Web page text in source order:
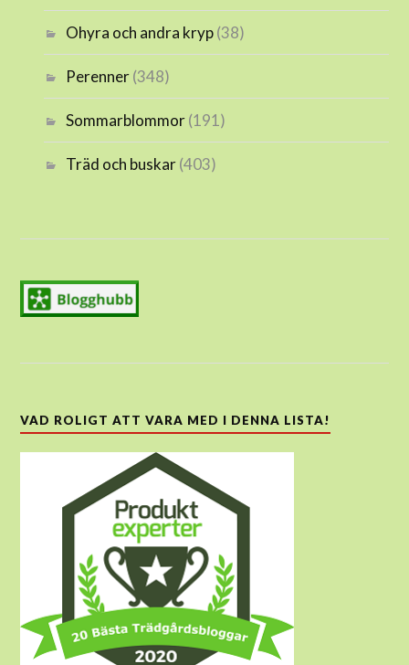
Ohyra och andra kryp(38)
Perenner(348)
Sommarblommor(191)
Träd och buskar(403)
VAD ROLIGT ATT VARA MED I DENNA LISTA!